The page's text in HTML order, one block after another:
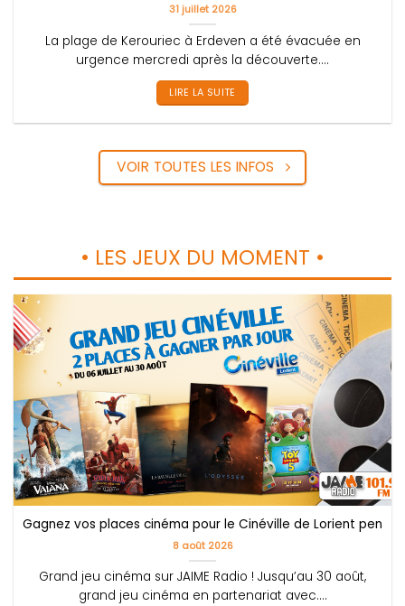
31 juillet 2026
La plage de Kerouriec à Erdeven a été évacuée en
urgence mercredi après la découverte....
LIRE LA SUITE
VOIR TOUTES LES INFOS
• LES JEUX DU MOMENT •
Gagnez vos places cinéma pour le Cinéville de Lorient
8 août 2026
Grand jeu cinéma sur JAIME Radio ! Jusqu’au 30 août,
grand jeu cinéma en partenariat avec....